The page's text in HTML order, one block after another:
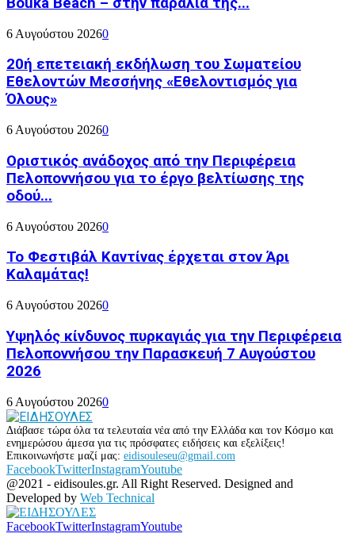
6 Αυγούστου 20260
20ή επετειακή εκδήλωση του Σωματείου
Εθελοντών Μεσσήνης «Εθελοντισμός για
Όλους»
6 Αυγούστου 20260
Οριστικός ανάδοχος από την Περιφέρεια
Πελοποννήσου για το έργο βελτίωσης της
οδού...
6 Αυγούστου 20260
Το Φεστιβάλ Καντίνας έρχεται στον Άρι
Καλαμάτας!
6 Αυγούστου 20260
Υψηλός κίνδυνος πυρκαγιάς για την Περιφέρεια
Πελοποννήσου την Παρασκευή 7 Αυγούστου
2026
6 Αυγούστου 20260
Διάβασε τώρα όλα τα τελευταία νέα από την Ελλάδα και τον Κόσμο και
ενημερώσου άμεσα για τις πρόσφατες ειδήσεις και εξελίξεις!
Επικοινωνήστε μαζί μας: eidisouleseu@gmail.com
FacebookTwitterInstagramYoutube
@2021 - eidisoules.gr. All Right Reserved. Designed and
Developed by Web Technical
FacebookTwitterInstagramYoutube